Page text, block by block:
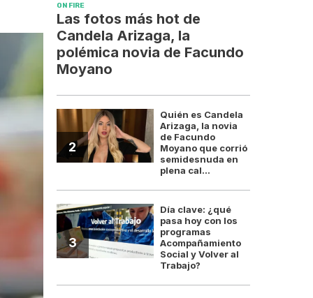
ON FIRE
Las fotos más hot de
Candela Arizaga, la
polémica novia de Facundo
Moyano
2
Quién es Candela
Arizaga, la novia
de Facundo
Moyano que corrió
semidesnuda en
plena cal...
3
Día clave: ¿qué
pasa hoy con los
programas
Acompañamiento
Social y Volver al
Trabajo?